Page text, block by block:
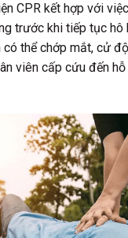
CPR kết hợp với
trước khi tiếp tục hô
có thể chớp mắt, cử
viên cấp cứu đến